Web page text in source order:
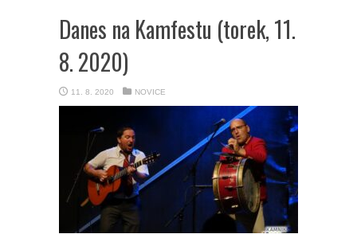
Danes na Kamfestu (torek, 11.
8. 2020)
11. 8. 2020 NOVICE